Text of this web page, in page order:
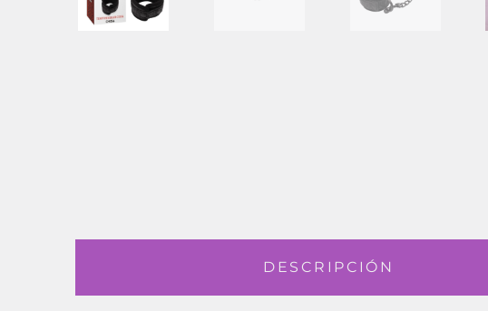
DESCRIPCIÓN